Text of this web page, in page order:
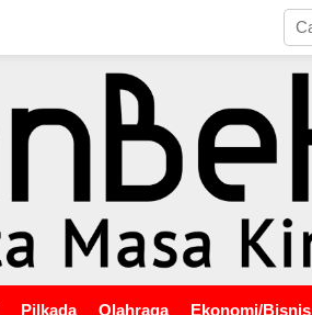
Pilkada Olahraga Ekonomi/Bisnis